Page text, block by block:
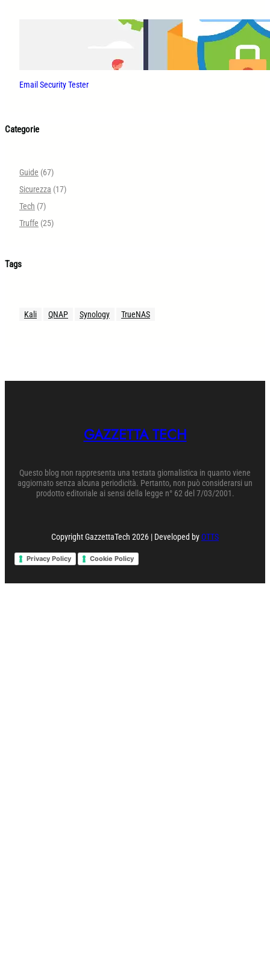
Email Security Tester
Categorie
Guide (67)
Sicurezza (17)
Tech (7)
Truffe (25)
Tags
Kali QNAP Synology TrueNAS
GAZZETTA TECH
Questo blog non rappresenta una testata giornalistica in quanto viene
aggiornato senza alcuna periodicità. Pertanto, non può considerarsi un
prodotto editoriale ai sensi della legge n° 62 del 7/03/2001.
Copyright GazzettaTech 2026 | Developed byOTTS
Privacy Policy Cookie Policy